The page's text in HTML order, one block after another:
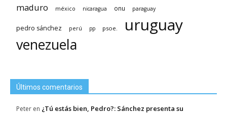
maduro méxico nicaragua onu paraguay
pedro sánchez perú pp psoe. uruguay
venezuela
Últimos comentarios
Peter en ¿Tú estás bien, Pedro?: Sánchez presenta su